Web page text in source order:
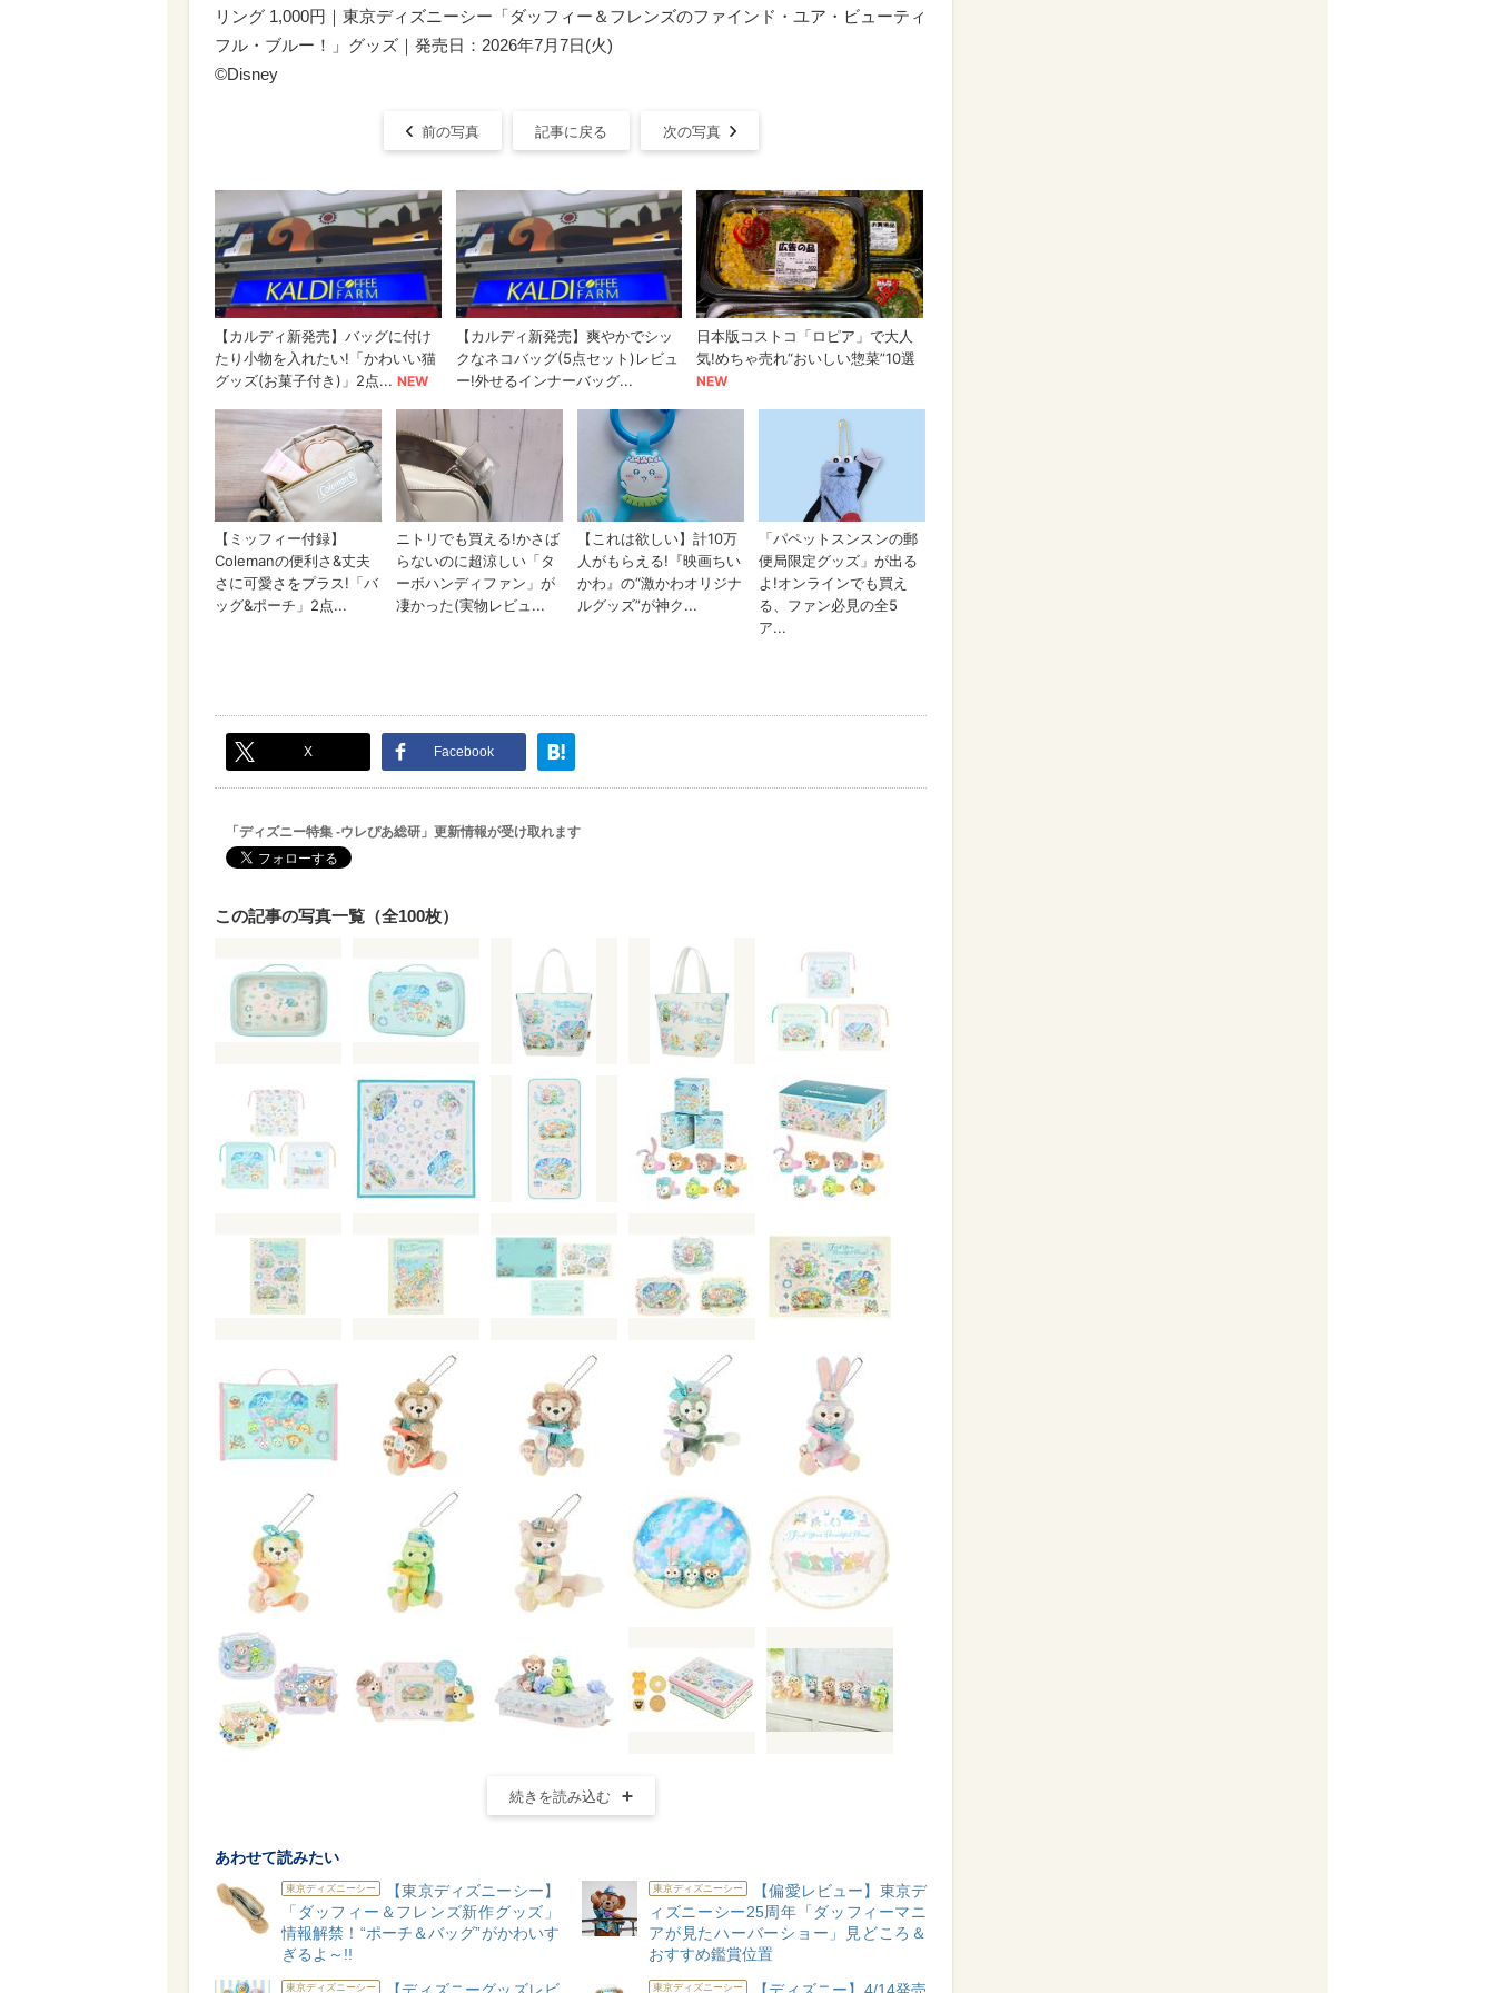
リング 1,000円｜東京ディズニーシー「ダッフィー＆フレンズのファインド・ユア・ビューティ
フル・ブルー！」グッズ｜発売日：2026年7月7日(火)
©Disney
前の写真 記事に戻る 次の写真
X Facebook
「ディズニー特集 -ウレぴあ総研」更新情報が受け取れます
この記事の写真一覧（全100枚）
続きを読み込む
あわせて読みたい
東京ディズニーシー
【東京ディズニーシー】
「ダッフィー＆フレンズ新作グッズ」
情報解禁！“ポーチ＆バッグ”がかわいす
ぎるよ～!!
東京ディズニーシー
【偏愛レビュー】東京デ
ィズニーシー25周年「ダッフィーマニ
アが見たハーバーショー」見どころ＆
おすすめ鑑賞位置
東京ディズニーシー 東京ディズニーシー